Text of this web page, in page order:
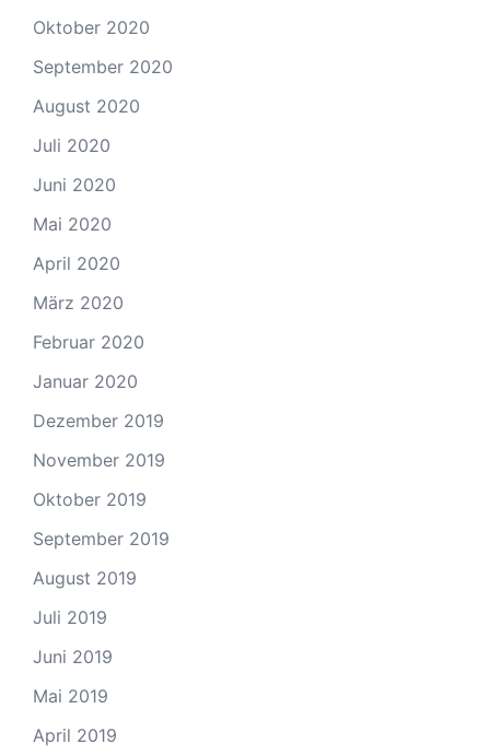
Oktober 2020
September 2020
August 2020
Juli 2020
Juni 2020
Mai 2020
April 2020
März 2020
Februar 2020
Januar 2020
Dezember 2019
November 2019
Oktober 2019
September 2019
August 2019
Juli 2019
Juni 2019
Mai 2019
April 2019